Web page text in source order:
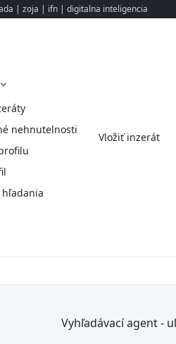
| zoja | ifn | digitalna inteligencia
nehnutelnosti
hľadania
Vložiť inzerát
Vyhľadávací agent -